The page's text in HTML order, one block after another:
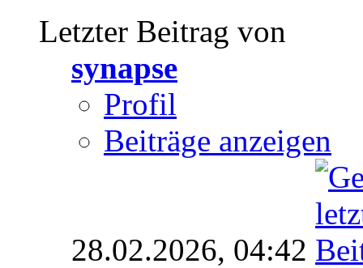
Letzter Beitrag von
synapse
Profil
Beiträge anzeigen
28.02.2026, 04:42